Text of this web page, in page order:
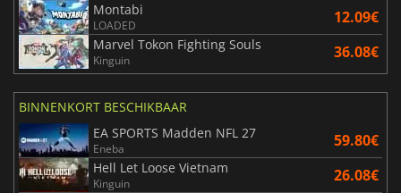
Montabi
LOADED 12.09€
Marvel Tokon Fighting Souls
Kinguin 36.08€
BINNENKORT BESCHIKBAAR
EA SPORTS Madden NFL 27
Eneba 59.80€
Hell Let Loose Vietnam
Kinguin 26.08€